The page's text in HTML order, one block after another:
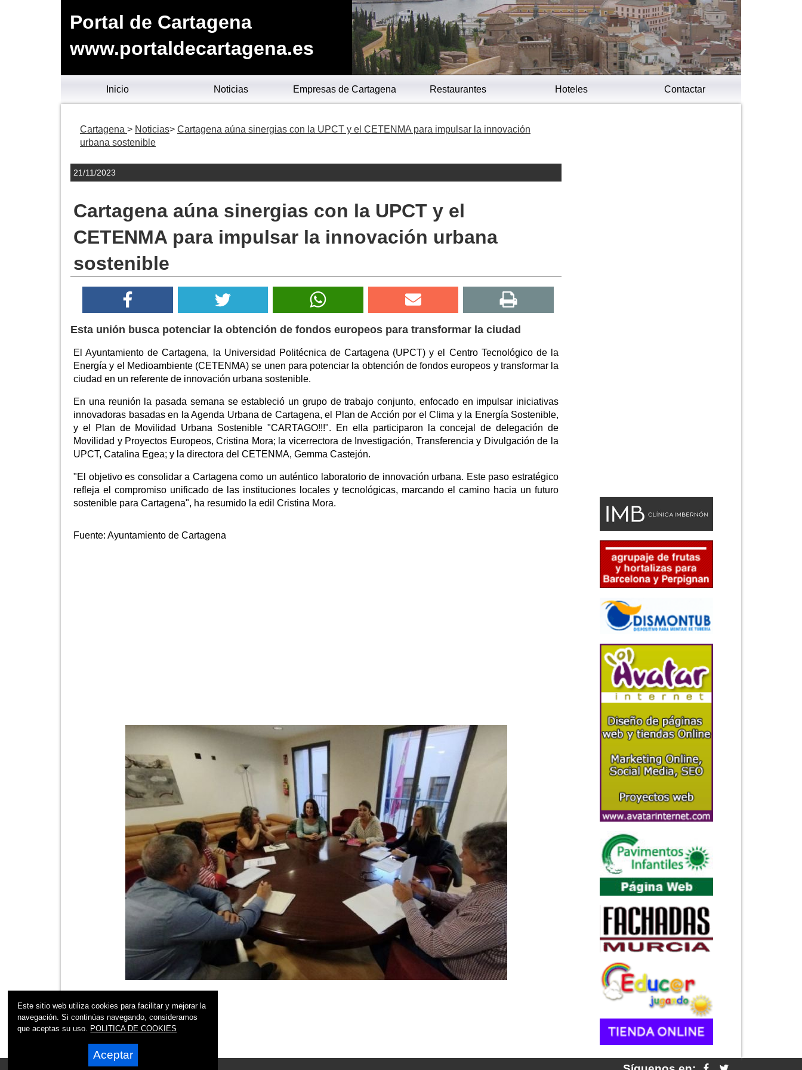
Portal de Cartagena
www.portaldecartagena.es
Inicio Noticias Empresas de Cartagena Restaurantes Hoteles Contactar
Cartagena Noticias
Cartagena aúna sinergias con la UPCT y el CETENMA para impulsar la innovación
urbana sostenible
21/11/2023
Cartagena aúna sinergias con la UPCT y el
CETENMA para impulsar la innovación urbana
sostenible
Esta unión busca potenciar la obtención de fondos europeos para transformar la ciudad
El Ayuntamiento de Cartagena, la Universidad Politécnica de Cartagena (UPCT) y el Centro Tecnológico de la
Energía y el Medioambiente (CETENMA) se unen para potenciar la obtención de fondos europeos y transformar la
ciudad en un referente de innovación urbana sostenible.
En una reunión la pasada semana se estableció un grupo de trabajo conjunto, enfocado en impulsar iniciativas
innovadoras basadas en la Agenda Urbana de Cartagena, el Plan de Acción por el Clima y la Energía Sostenible,
y el Plan de Movilidad Urbana Sostenible "CARTAGO!!!". En ella participaron la concejal de delegación de
Movilidad y Proyectos Europeos, Cristina Mora; la vicerrectora de Investigación, Transferencia y Divulgación de la
UPCT, Catalina Egea; y la directora del CETENMA, Gemma Castejón.
"El objetivo es consolidar a Cartagena como un auténtico laboratorio de innovación urbana. Este paso estratégico
refleja el compromiso unificado de las instituciones locales y tecnológicas, marcando el camino hacia un futuro
sostenible para Cartagena", ha resumido la edil Cristina Mora.
Fuente: Ayuntamiento de Cartagena
Este sitio web utiliza cookies para facilitar y mejorar la
navegación. Si continúas navegando, consideramos
que aceptas su uso. POLITICA DE COOKIES
Aceptar